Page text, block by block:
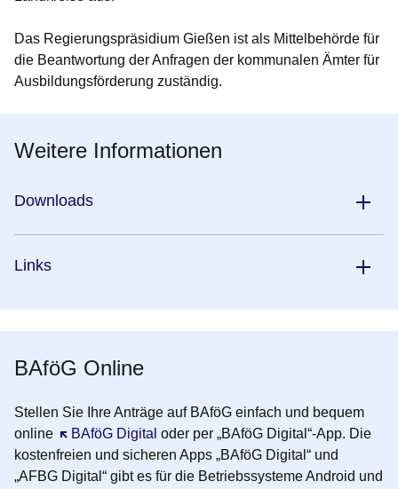
Das Regierungspräsidium Gießen ist als Mittelbehörde für
die Beantwortung der Anfragen der kommunalen Ämter für
Ausbildungsförderung zuständig.
Weitere Informationen
Downloads
Links
BAföG Online
Stellen Sie Ihre Anträge auf BAföG einfach und bequem
online
BAföG Digital
Öffnet sich in einem neuen Fenster
oder per „BAföG Digital“-App. Die
kostenfreien und sicheren Apps „BAföG Digital“ und
„AFBG Digital“ gibt es für die Betriebssysteme Android und